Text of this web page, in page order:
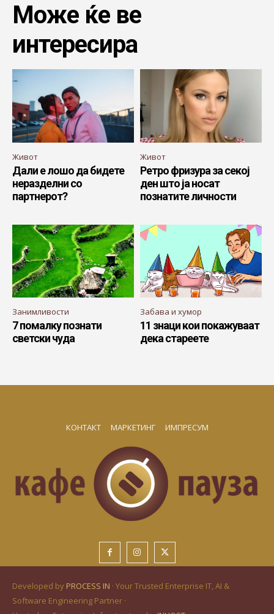
Може ќе ве
интересира
Живот
Дали е лошо да бидете
неразделни со
партнерот?
Живот
Ретро фризура за секој
ден што ја носат
познатите личности
Занимливости
7 помалку познати
светски чуда
Забава и хумор
11 знаци кои покажуваат
дека стареете
КОНТАКТ МАРКЕТИНГ ИМПРЕСУМ
Developed by PROCESS IN · Your Trusted Enterprise IT, AI &
Software Engineering Partner ·